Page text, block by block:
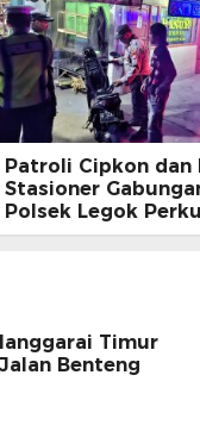
Patroli Cipkon dan
Stasioner
Polsek Legok
Keamanan Wilayah
Timur
Benteng